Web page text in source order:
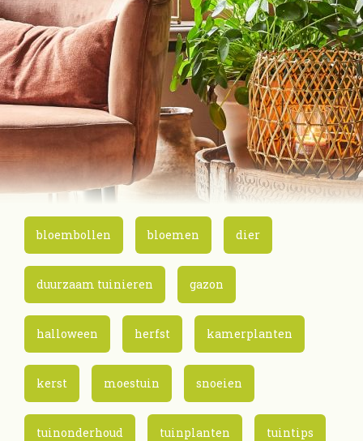
bloembollen bloemen dier
duurzaam tuinieren gazon
halloween herfst kamerplanten
kerst moestuin snoeien
tuinonderhoud tuinplanten tuintips